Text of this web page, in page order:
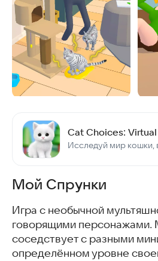
Мой Спрунки
Игра с необычной
говорящими персонажами.
соседствует с разными
определённом уровне